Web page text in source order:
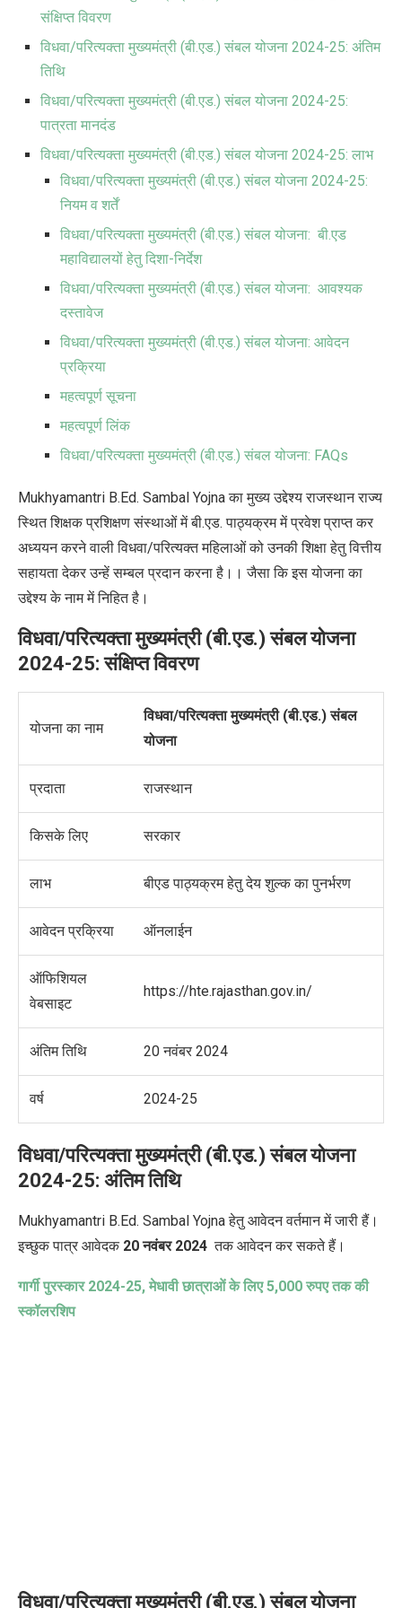
संक्षिप्त विवरण
विधवा/परित्यक्ता मुख्यमंत्री (बी.एड.) संबल योजना 2024-25: अंतिम
तिथि
विधवा/परित्यक्ता मुख्यमंत्री (बी.एड.) संबल योजना 2024-25:
पात्रता मानदंड
विधवा/परित्यक्ता मुख्यमंत्री (बी.एड.) संबल योजना 2024-25: लाभ
विधवा/परित्यक्ता मुख्यमंत्री (बी.एड.) संबल योजना 2024-25:
नियम व शर्तें
विधवा/परित्यक्ता मुख्यमंत्री (बी.एड.) संबल योजना: बी.एड
महाविद्यालयों हेतु दिशा-निर्देश
विधवा/परित्यक्ता मुख्यमंत्री (बी.एड.) संबल योजना: आवश्यक
दस्तावेज
विधवा/परित्यक्ता मुख्यमंत्री (बी.एड.) संबल योजना: आवेदन
प्रक्रिया
महत्वपूर्ण सूचना
महत्वपूर्ण लिंक
विधवा/परित्यक्ता मुख्यमंत्री (बी.एड.) संबल योजना: FAQs
Mukhyamantri B.Ed. Sambal Yojnaका मुख्य उद्देश्य राजस्थान राज्य
स्थित शिक्षक प्रशिक्षण संस्थाओं में बी.एड. पाठ्यक्रम में प्रवेश प्राप्त कर
अध्ययन करने वाली विधवा/परित्यक्त महिलाओं को उनकी शिक्षा हेतु वित्तीय
सहायता देकर उन्हें सम्बल प्रदान करना है।। जैसा कि इस योजना का
उद्देश्य के नाम में निहित है।
विधवा/परित्यक्ता मुख्यमंत्री (बी.एड.) संबल योजना
2024-25:संक्षिप्त विवरण
योजना का नाम
विधवा/परित्यक्ता मुख्यमंत्री (बी.एड.) संबल
योजना
प्रदाता राजस्थान
किसके लिए सरकार
लाभ बीएड पाठ्यक्रम हेतु देय शुल्क का पुनर्भरण
आवेदन प्रक्रिया ऑनलाईन
ऑफिशियल
वेबसाइट
https://hte.rajasthan.gov.in/
अंतिम तिथि 20नवंबर 2024
वर्ष 2024-25
विधवा/परित्यक्ता मुख्यमंत्री (बी.एड.) संबल योजना
2024-25: अंतिम तिथि
Mukhyamantri B.Ed. Sambal Yojnaहेतु आवेदन वर्तमान में जारी हैं।
इच्छुक पात्र आवेदक 20नवंबर 2024 तक आवेदन कर सकते हैं।
गार्गी पुरस्कार 2024-25, मेधावी छात्राओं के लिए5,000 रुपए तक की
स्कॉलरशिप
विधवा/परित्यक्ता मुख्यमंत्री (बी.एड.) संबल योजना